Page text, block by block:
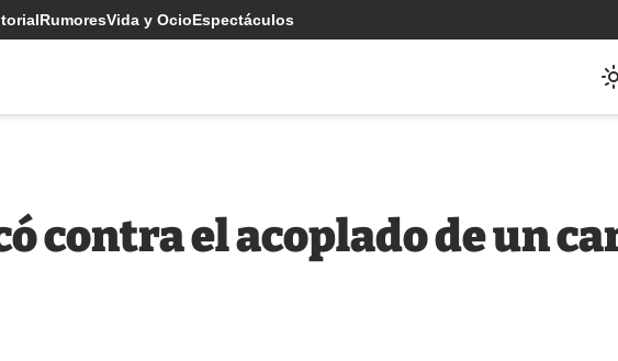
RumoresVida y OcioEspectáculos
contra el acoplado de un